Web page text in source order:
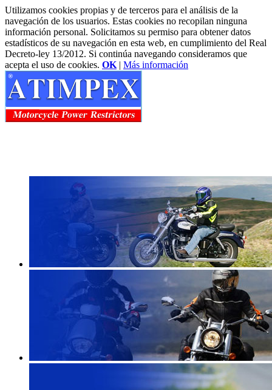
Utilizamos cookies propias y de terceros para el análisis de la
navegación de los usuarios. Estas cookies no recopilan ninguna
información personal. Solicitamos su permiso para obtener datos
estadísticos de su navegación en esta web, en cumplimiento del Real
Decreto-ley 13/2012. Si continúa navegando consideramos que
acepta el uso de cookies. OK | Más información